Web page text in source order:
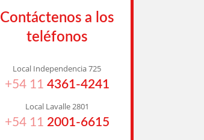
Contáctenos a los
teléfonos
Local Independencia 725
+54 11 4361-4241
Local Lavalle 2801
+54 11 2001-6615